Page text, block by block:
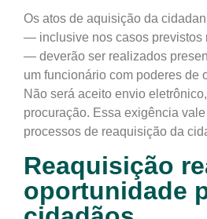
Os atos de aquisição da
— inclusive nos casos previstos
— deverão ser realizados
um funcionário com poderes de
Não será aceito envio
procuração. Essa exigência
processos de reaquisição da
Reaquisição
oportunidade